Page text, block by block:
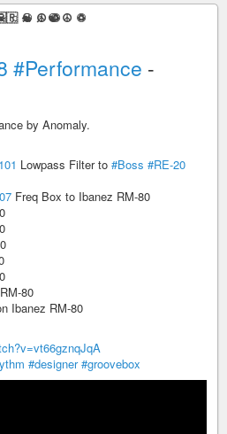
🇫🇷 ☠ ♫ ☯ ☮ ♽
#Performance -
by Anomaly.
Lowpass Filter to #Boss #RE-20
Freq Box to Ibanez RM-80
80
Ibanez RM-80
#designer #groovebox